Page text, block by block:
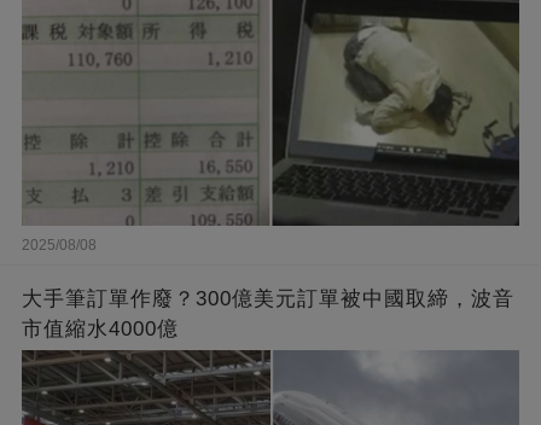
2025/08/08
大手筆訂單作廢？300億美元訂單被中國取締，波音
市值縮水4000億